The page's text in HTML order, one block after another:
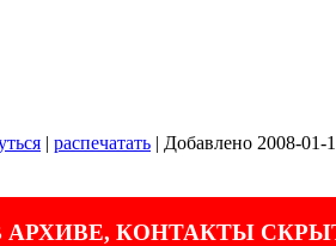
| распечатать | Добавлено 2008-01-
АРХИВЕ, КОНТАКТЫ